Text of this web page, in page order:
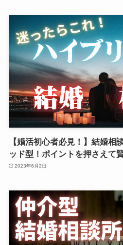
【婚活初心者必見！】結婚相
ッド型！ポイントを押さえて
2023年6月2日